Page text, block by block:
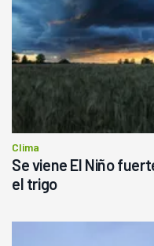
Clima
Se viene El Niño
el trigo